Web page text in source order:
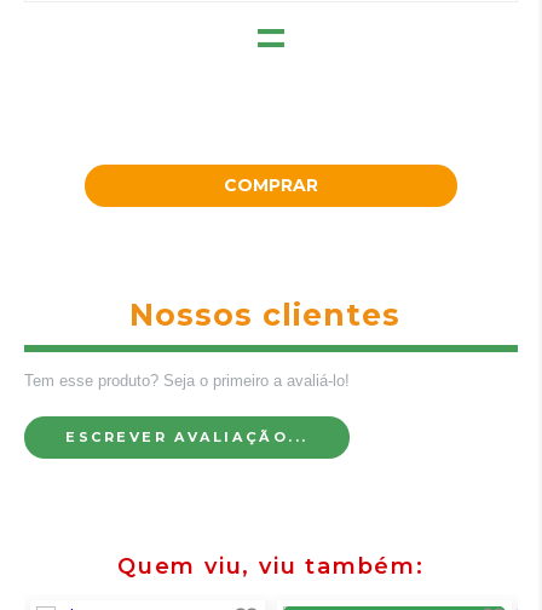
=
COMPRAR
Nossos clientes
Tem esse produto? Seja o primeiro a avaliá-lo!
ESCREVER AVALIAÇÃO...
Quem viu, viu também